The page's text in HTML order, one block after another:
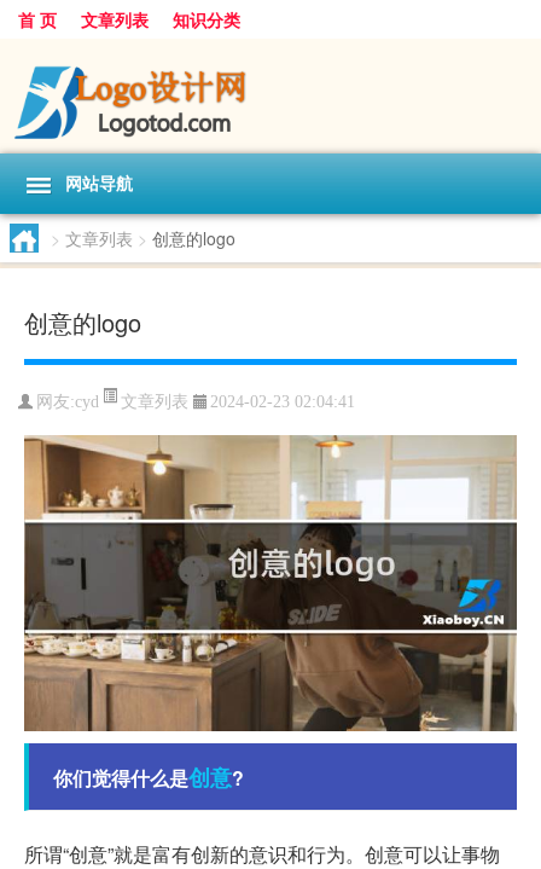
首 页 文章列表 知识分类
网站导航
> 文章列表 > 创意的logo
创意的logo
网友:cyd 文章列表 2024-02-23 02:04:41
你们觉得什么是创意?
所谓“创意”就是富有创新的意识和行为。创意可以让事物